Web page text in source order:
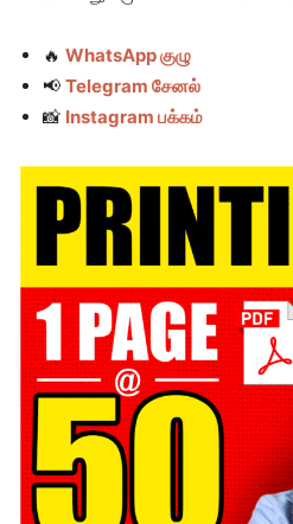
🔥 WhatsApp குழு
📢 Telegram சேனல்
📸 Instagram பக்கம்